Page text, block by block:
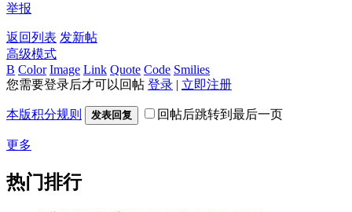
举报
返回列表 发新帖
高级模式
B Color Image Link Quote Code Smilies
您需要登录后才可以回帖 登录 | 立即注册
本版积分规则 发表回复 回帖后跳转到最后一页
更多
热门排行